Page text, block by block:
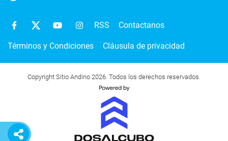
RSS Contactanos
Términos y Condiciones Cláusula de privacidad
Copyright Sitio Andino 2026. Todos los derechos reservados.